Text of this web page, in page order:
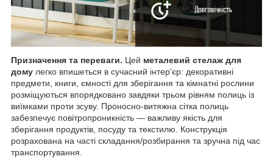
Призначення та переваги. Цей металевий стелаж для
дому легко впишеться в сучасний інтер'єр: декоративні
предмети, книги, ємності для зберігання та кімнатні рослини
розміщуються впорядковано завдяки трьом рівням полиць із
виїмками проти зсуву. Проносно-витяжна сітка полиць
забезпечує повітропроникність — важливу якість для
зберігання продуктів, посуду та текстилю. Конструкція
розрахована на часті складання/розбирання та зручна під час
транспортування.